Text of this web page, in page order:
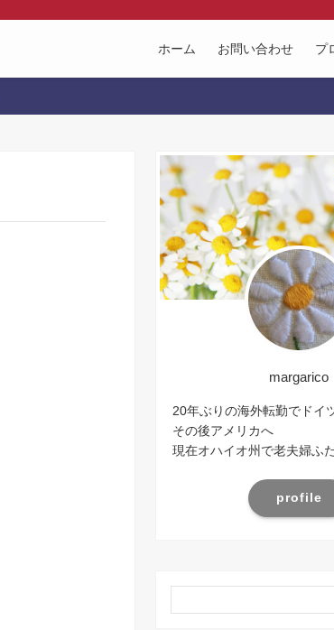
ホーム お問い合わせ プ
margarico
20年ぶりの海外転勤でドイ
その後アメリカへ
現在オハイオ州で老夫婦ふ
profile